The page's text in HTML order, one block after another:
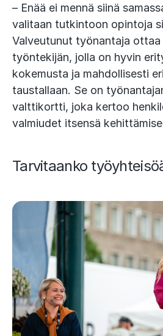
– Enää ei mennä siinä
valitaan tutkintoon opintoja
Valveutunut työnantaja ottaa
työntekijän, jolla on hyvin
kokemusta ja mahdollisesti
taustallaan. Se on
valttikortti, joka kertoo
valmiudet itsensä
Tarvitaanko